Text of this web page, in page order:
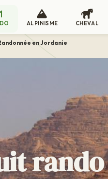
ALPINISME CHEVAL
en Jordanie